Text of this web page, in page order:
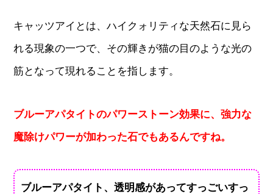
キャッツアイとは、ハイクォリティな天然石に見ら
れる現象の一つで、その輝きが猫の目のような光の
筋となって現れることを指します。
ブルーアパタイトのパワーストーン効果に、強力な
魔除けパワーが加わった石でもあるんですね。
ブルーアパタイト、透明感があってすっごいすっ